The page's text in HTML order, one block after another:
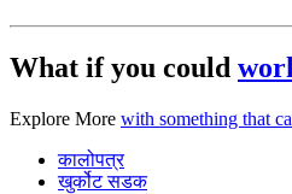
What if you could
Explore More with something that
कालोपत्र
खुर्कोट सडक